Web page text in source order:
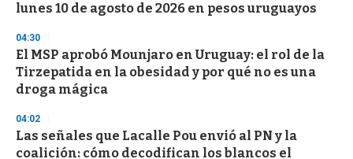
lunes 10 de agosto de 2026 en pesos uruguayos
04:30
El MSP aprobó Mounjaro en Uruguay: el rol de la
Tirzepatida en la obesidad y por qué no es una
droga mágica
04:02
Las señales que Lacalle Pou envió al PN y la
coalición: cómo decodifican los blancos el